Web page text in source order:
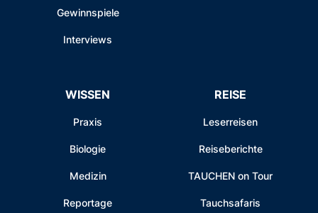
Gewinnspiele
Interviews
WISSEN
Praxis
Biologie
Medizin
Reportage
REISE
Leserreisen
Reiseberichte
TAUCHEN on Tour
Tauchsafaris